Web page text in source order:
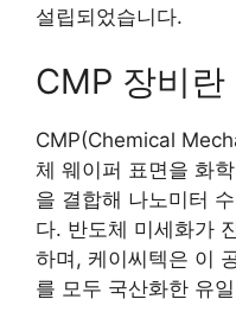
설립되었습니다.
CMP 장비
CMP(Chemical
체 웨이퍼 표면을 화
을 결합해 나노미터
다. 반도체 미세화가
하며, 케이씨텍은 이
를 모두 국산화한 유